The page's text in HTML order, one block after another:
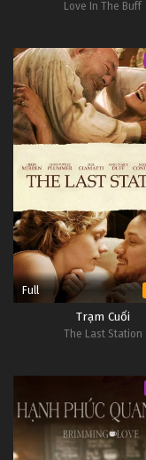
Love In The Buff
Full
Trạm Cuối
The Last Station